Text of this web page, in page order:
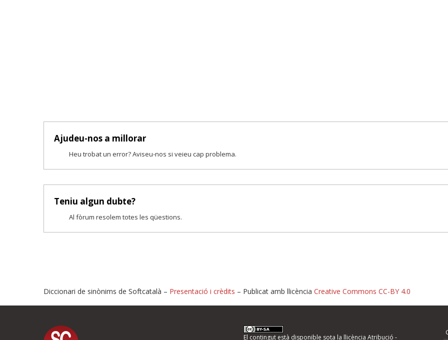
Ajudeu-nos a millorar
Heu trobat un error? Aviseu-nos si veieu cap problema.
Teniu algun dubte?
Al fòrum resolem totes les qüestions.
Proposeu-nos millores o informeu d'errors
Diccionari de sinònims de Softcatalà – Presentació i crèdits – Publicat amb llicència Creative Commons CC-BY 4.0
El contingut està disponible sota la llicència Atribució -